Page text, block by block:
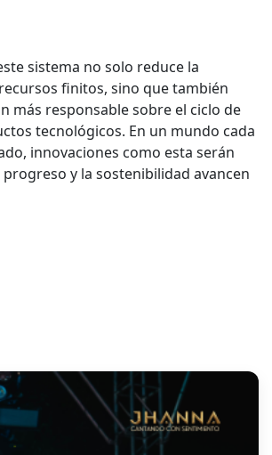
sistema no solo reduce la
finitos, sino que también
más responsable sobre el ciclo de
tecnológicos. En un mundo cada
innovaciones como esta serán
progreso y la sostenibilidad avancen